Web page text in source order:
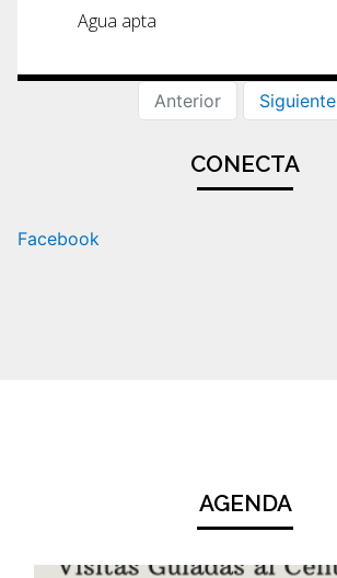
Agua apta
Anterior Siguiente
CONECTA
Facebook
AGENDA